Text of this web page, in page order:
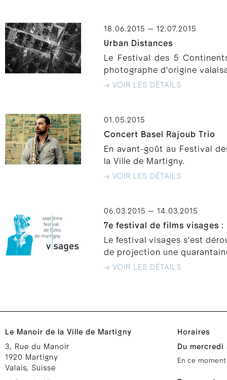
18.06.2015 — 12.07.2015
Urban Distances
Le Festival des 5
photographe d'origine
→ VOIR LES DÉTAILS
01.05.2015
Concert Basel Rajoub Trio
En avant-goût au Festival
la Ville de Martigny.
→ VOIR LES DÉTAILS
06.03.2015 — 14.03.2015
7e festival de films visages
Le festival visages s'est
de projection une
→ VOIR LES DÉTAILS
Le Manoir de la Ville de Martigny
3, Rue du Manoir
1920 Martigny
Valais, Suisse
Horaires
Du mercredi
En ce